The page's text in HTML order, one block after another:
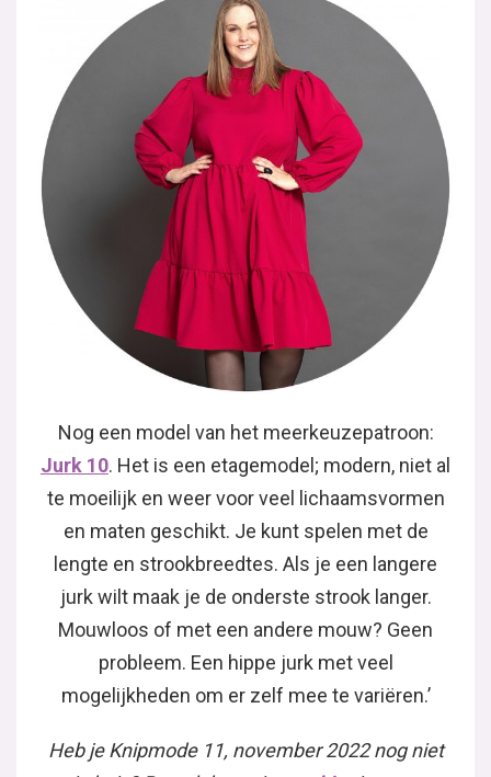
Nog een model van het meerkeuzepatroon:
Jurk 10. Het is een etagemodel; modern, niet al
te moeilijk en weer voor veel lichaamsvormen
en maten geschikt. Je kunt spelen met de
lengte en strookbreedtes. Als je een langere
jurk wilt maak je de onderste strook langer.
Mouwloos of met een andere mouw? Geen
probleem. Een hippe jurk met veel
mogelijkheden om er zelf mee te variëren.’
Heb je Knipmode 11, november 2022 nog niet